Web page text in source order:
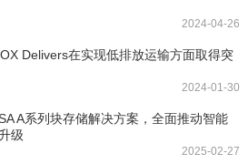
2024-04-26
Delivers在实现低排放运输方面取得突
2024-01-30
A系列块存储解决方案，全面推动智能
级
2025-02-27